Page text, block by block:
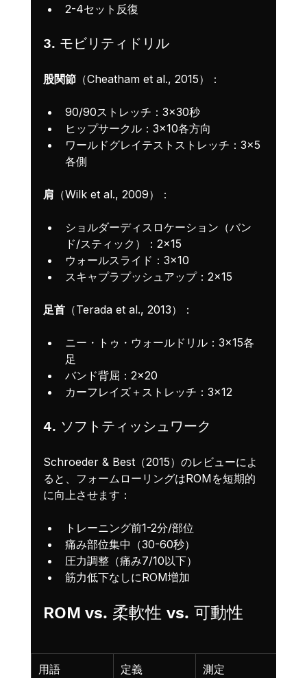
2-4セット反復
3. モビリティドリル
股関節（Cheatham et al., 2015）：
90/90ストレッチ：3×30秒
ヒップサークル：3×10各方向
ワールドグレイテストストレッチ：3×5
各側
肩 （Wilk et al., 2009）：
ショルダーディスロケーション（バン
ド/スティック）：2×15
ウォールスライド：3×10
スキャプラプッシュアップ：2×15
足首（Terada et al., 2013）：
ニー・トゥ・ウォールドリル：3×15各
足
バンド背屈：2×20
カーフレイズ＋ストレッチ：3×12
4. ソフトティッシュワーク
Schroeder & Best（2015）のレビューによ
ると、フォームローリングはROMを短期的
に向上させます：
トレーニング前1-2分/部位
痛み部位集中（30-60秒）
圧力調整（痛み7/10以下）
筋力低下なしにROM増加
ROM vs. 柔軟性 vs. 可動性
用語 定義 測定